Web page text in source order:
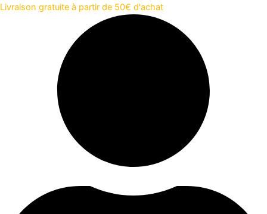
Aller
Livraison gratuite à partir de 50€ d'achat